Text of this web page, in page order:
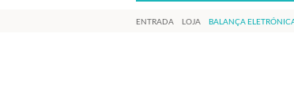
ENTRADA LOJA BALANÇA